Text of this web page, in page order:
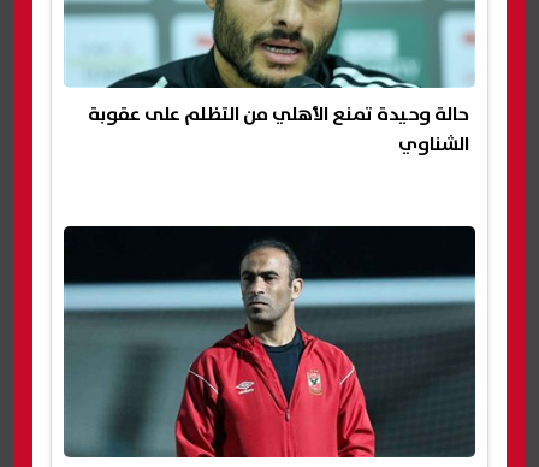
حالة وحيدة تمنع الأهلي من التظلم على عقوبة
الشناوي